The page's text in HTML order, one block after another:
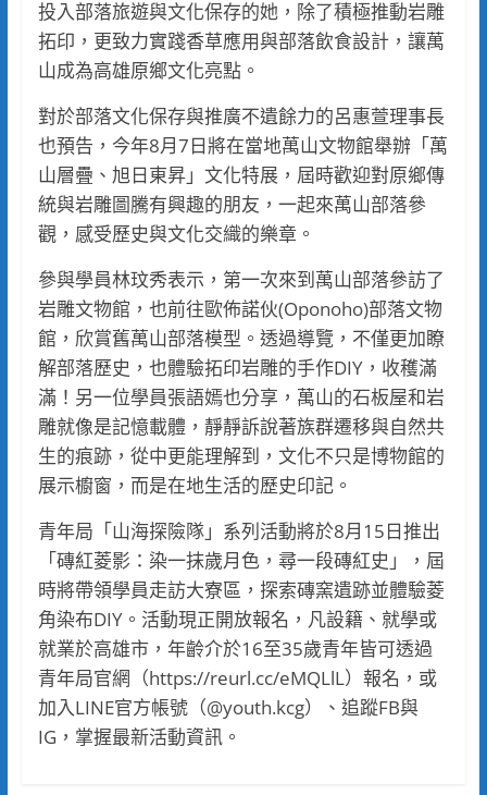
投入部落旅遊與文化保存的她，除了積極推動岩雕
拓印，更致力實踐香草應用與部落飲食設計，讓萬
山成為高雄原鄉文化亮點。
對於部落文化保存與推廣不遺餘力的呂惠萱理事長
也預告，今年8月7日將在當地萬山文物館舉辦「萬
山層疊、旭日東昇」文化特展，屆時歡迎對原鄉傳
統與岩雕圖騰有興趣的朋友，一起來萬山部落參
觀，感受歷史與文化交織的樂章。
參與學員林玟秀表示，第一次來到萬山部落參訪了
岩雕文物館，也前往歐佈諾伙(Oponoho)部落文物
館，欣賞舊萬山部落模型。透過導覽，不僅更加瞭
解部落歷史，也體驗拓印岩雕的手作DIY，收穫滿
滿！另一位學員張語嫣也分享，萬山的石板屋和岩
雕就像是記憶載體，靜靜訴說著族群遷移與自然共
生的痕跡，從中更能理解到，文化不只是博物館的
展示櫥窗，而是在地生活的歷史印記。
青年局「山海探險隊」系列活動將於8月15日推出
「磚紅菱影：染一抹歲月色，尋一段磚紅史」，屆
時將帶領學員走訪大寮區，探索磚窯遺跡並體驗菱
角染布DIY。活動現正開放報名，凡設籍、就學或
就業於高雄市，年齡介於16至35歲青年皆可透過
青年局官網（https://reurl.cc/eMQLlL）報名，或
加入LINE官方帳號（@youth.kcg）、追蹤FB與
IG，掌握最新活動資訊。